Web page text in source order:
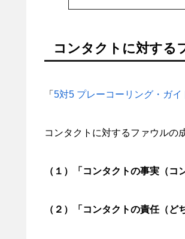
コンタクトに対する
「 5対5 プレーコーリング・ガ
コンタクトに対するファウルの
（１）「コンタクトの事実（コ
（２）「コンタクトの責任（